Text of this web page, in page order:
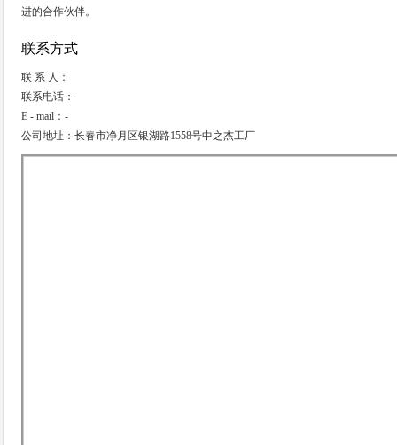
进的合作伙伴。
联系方式
联 系 人：
联系电话：-
E - mail：-
公司地址：长春市净月区银湖路1558号中之杰工厂